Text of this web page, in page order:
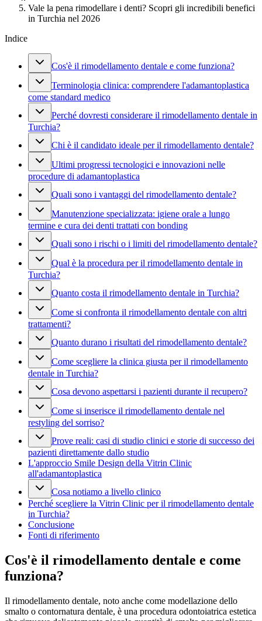
Vale la pena rimodellare i denti? Scopri gli incredibili benefici
in Turchia nel 2026
Indice
Cos'è il rimodellamento dentale e come funziona?
Terminologia clinica: comprendere l'adamantoplastica
come standard medico
Perché dovresti considerare il rimodellamento dentale in
Turchia?
Chi è il candidato ideale per il rimodellamento dentale?
Ultimi progressi tecnologici e innovazioni nelle
procedure di adamantoplastica
Quali sono i vantaggi del rimodellamento dentale?
Manutenzione specializzata: igiene orale a lungo
termine e cura dei denti trattati con bonding
Quali sono i rischi o i limiti del rimodellamento dentale?
Qual è la procedura per il rimodellamento dentale in
Turchia?
Quanto costa il rimodellamento dentale in Turchia?
Come si confronta il rimodellamento dentale con altri
trattamenti?
Quanto durano i risultati del rimodellamento dentale?
Come scegliere la clinica giusta per il rimodellamento
dentale in Turchia?
Cosa devono aspettarsi i pazienti durante il recupero?
Come si inserisce il rimodellamento dentale nel
restyling del sorriso?
Prove reali: casi di studio clinici e storie di successo dei
pazienti direttamente dallo studio
L'approccio Smile Design della Vitrin Clinic
all'adamantoplastica
Cosa notiamo a livello clinico
Perché scegliere la Vitrin Clinic per il rimodellamento dentale
in Turchia?
Conclusione
Fonti di riferimento
Cos'è il rimodellamento dentale e come
funziona?
Il rimodellamento dentale, noto anche come modellazione dello
smalto o contornatura dentale, è una procedura odontoiatrica estetica